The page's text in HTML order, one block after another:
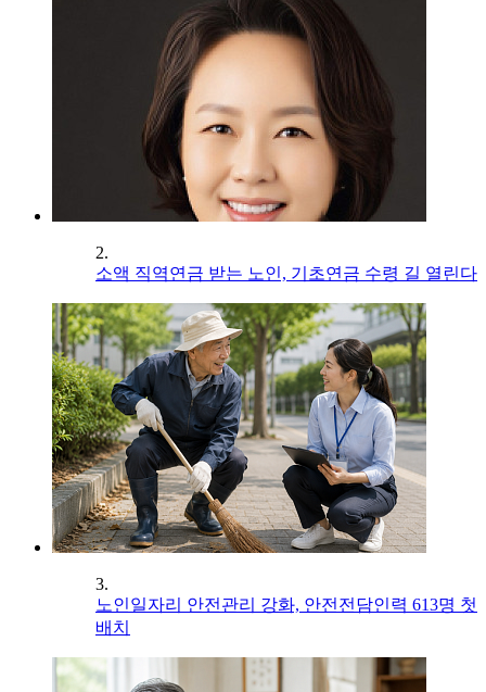
2.
소액 직역연금 받는 노인, 기초연금 수령 길 열린다
3.
노인일자리 안전관리 강화, 안전전담인력 613명 첫
배치